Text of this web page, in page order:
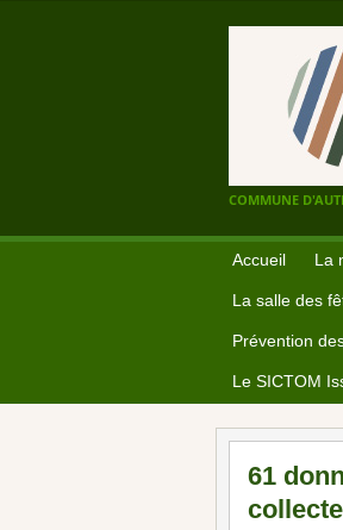
COMMUNE
Accueil La
La salle des
Prévention
Le SICTOM
61